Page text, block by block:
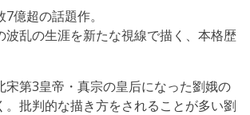
億超の話題作。
波乱の生涯を新たな視線で描く、本格歴
宋第3皇帝・真宗の皇后になった劉娥の
。批判的な描き方をされることが多い劉